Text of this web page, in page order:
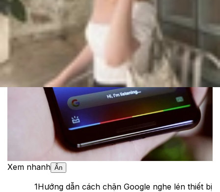
Ngày đăng: 05/06/2024
Cập nhật:05/06/2024
Theo dõi XTMobile trên
Xem nhanh Ẩn
1Hướng dẫn cách chặn Google nghe lén thiết bị